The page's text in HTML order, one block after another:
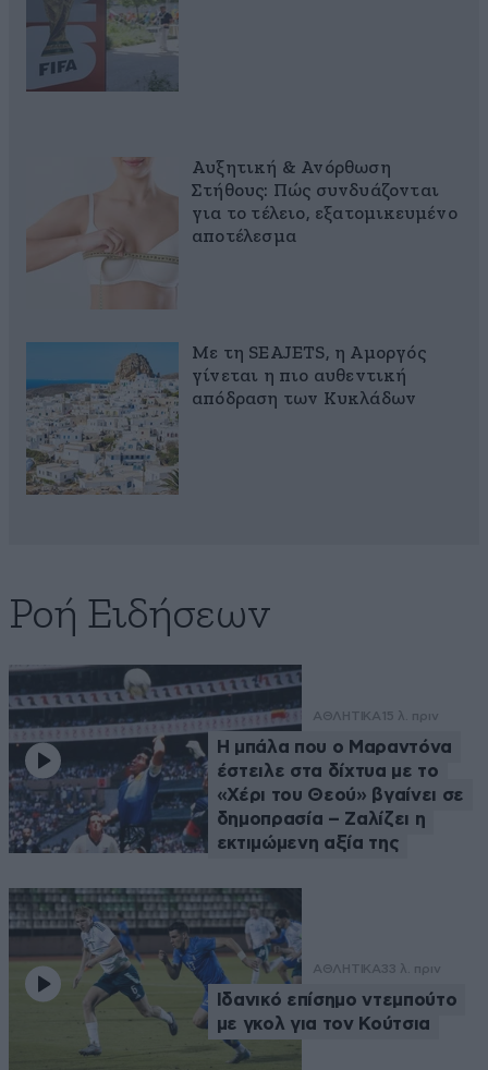
Αυξητική & Ανόρθωση
Στήθους: Πώς συνδυάζονται
για το τέλειο, εξατομικευμένο
αποτέλεσμα
Με τη SEAJETS, η Αμοργός
γίνεται η πιο αυθεντική
απόδραση των Κυκλάδων
Ροή Ειδήσεων
ΑΘΛΗΤΙΚΑ 15 λ. πριν
Η μπάλα που ο Μαραντόνα
έστειλε στα δίχτυα με το
«Χέρι του Θεού» βγαίνει σε
δημοπρασία – Ζαλίζει η
εκτιμώμενη αξία της
ΑΘΛΗΤΙΚΑ33 λ. πριν
Ιδανικό επίσημο ντεμπούτο
με γκολ για τον Κούτσια